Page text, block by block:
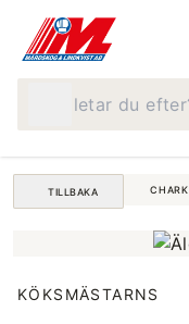
TILLBAKA CHARK
KÖKSMÄSTARNS